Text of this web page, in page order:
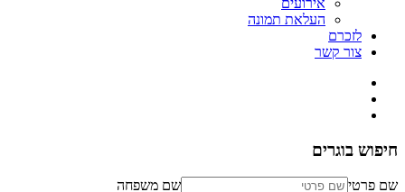
אירועים
העלאת תמונה
לזכרם
צור קשר
חיפוש בוגרים
שם פרטי שם משפחה